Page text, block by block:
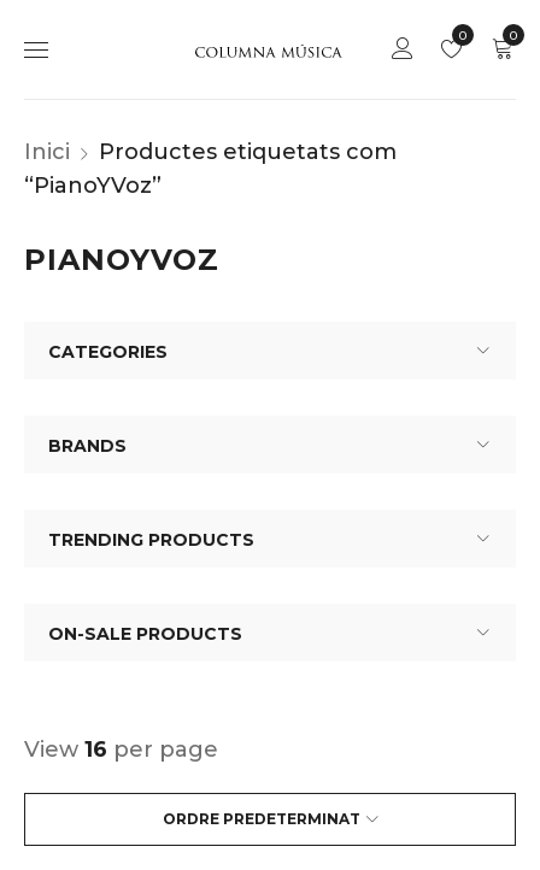
0
0
Inici
Productes etiquetats com
“PianoYVoz”
PIANOYVOZ
CATEGORIES
BRANDS
TRENDING PRODUCTS
ON-SALE PRODUCTS
ORDRE PREDETERMINAT
View 16 per page